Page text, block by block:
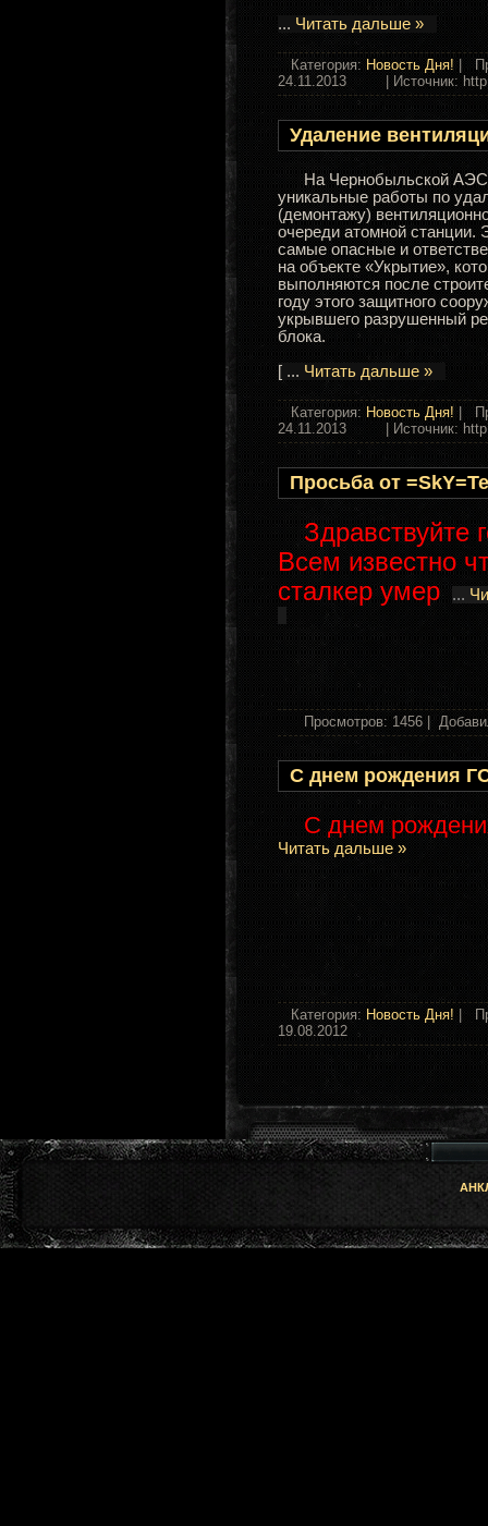
... Читать дальше »
Категория: Новость Дня! |
24.11.2013 | Источник:
Удаление
На Чернобыльской АЭС
уникальные работы по
(демонтажу)
очереди атомной станции.
самые опасные и
на объекте «Укрытие»,
выполняются после
году этого защитного
укрывшего разрушенный
блока.
[ ... Читать дальше »
Категория: Новость Дня! |
24.11.2013 | Источник:
Просьба от
Здравствуйте
Всем известно
сталкер умер ...
Просмотров: 1456 |
С днем рождения
С днем
Читать дальше »
Категория: Новость Дня! |
19.08.2012